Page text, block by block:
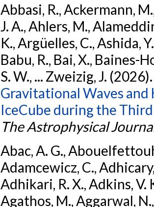
Abbasi, R., Ackermann,
J. A., Ahlers, M.,
K., Argüelles, C., Ashida,
Babu, R., Bai, X., Baines-
S. W., ... Zweizig, J.
Gravitational Waves
IceCube during the
The Astrophysical
Abac, A. G.,
Adamcewicz, C.,
Adhikari, R. X., Adkins, V.
Agathos, M., Aggarwal,